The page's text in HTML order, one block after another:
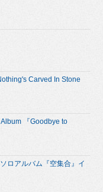
Carved In Stone
『Goodbye to
ロアルバム『空集合』イ